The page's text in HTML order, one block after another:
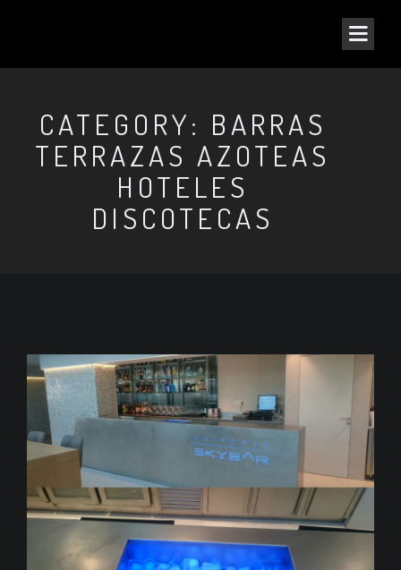
CATEGORY: BARRAS
TERRAZAS AZOTEAS
HOTELES
DISCOTECAS